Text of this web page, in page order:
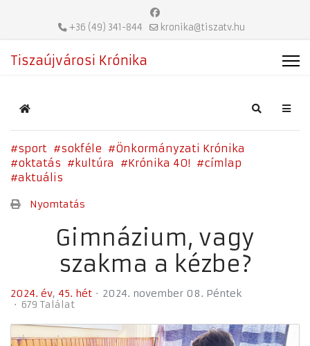
+36 (49) 341-844 kronika@tiszatv.hu
Tiszaújvárosi Krónika
Home Search
sport sokféle
Önkormányzati Krónika
oktatás
kultúra Krónika 40!
címlap
aktuális
Nyomtatás
Gimnázium, vagy
szakma a kézbe?
2024. év 45. hét
2024. november 08. Péntek
679 Találat